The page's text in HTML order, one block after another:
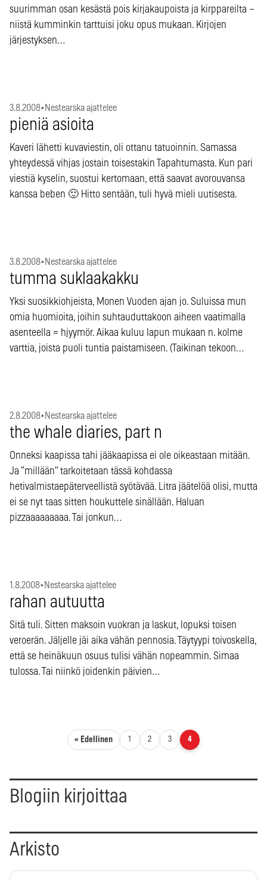
suurimman osan kesästä pois kirjakaupoista ja kirppareilta –
niistä kumminkin tarttuisi joku opus mukaan. Kirjojen
järjestyksen…
3.8.2008•Nestearska ajattelee
pieniä asioita
Kaveri lähetti kuvaviestin, oli ottanu tatuoinnin. Samassa
yhteydessä vihjas jostain toisestakin Tapahtumasta. Kun pari
viestiä kyselin, suostui kertomaan, että saavat avorouvansa
kanssa beben 🙂 Hitto sentään, tuli hyvä mieli uutisesta.
3.8.2008•Nestearska ajattelee
tumma suklaakakku
Yksi suosikkiohjeista, Monen Vuoden ajan jo. Suluissa mun
omia huomioita, joihin suhtauduttakoon aiheen vaatimalla
asenteella = hjyymör. Aikaa kuluu lapun mukaan n. kolme
varttia, joista puoli tuntia paistamiseen. (Taikinan tekoon…
2.8.2008•Nestearska ajattelee
the whale diaries, part n
Onneksi kaapissa tahi jääkaapissa ei ole oikeastaan mitään.
Ja ”millään” tarkoitetaan tässä kohdassa
hetivalmistaepäterveellistä syötävää. Litra jäätelöä olisi, mutta
ei se nyt taas sitten houkuttele sinällään. Haluan
pizzaaaaaaaaa. Tai jonkun…
1.8.2008•Nestearska ajattelee
rahan autuutta
Sitä tuli. Sitten maksoin vuokran ja laskut, lopuksi toisen
veroerän. Jäljelle jäi aika vähän pennosia. Täytyypi toivoskella,
että se heinäkuun osuus tulisi vähän nopeammin. Simaa
tulossa. Tai niinkö joidenkin päivien…
Artikkelien sivutus
« Edellinen 1 2 3 4
Blogiin kirjoittaa
Arkisto